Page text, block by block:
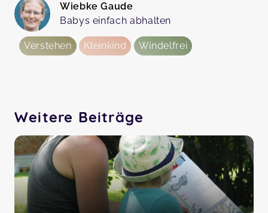
Wiebke Gaude
Babys einfach abhalten
Verstehen Kleinkind Windelfrei
Weitere Beiträge